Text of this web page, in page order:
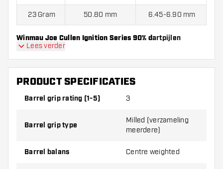
23 Gram 50.80 mm 6.45-6.90 mm
Winmau Joe Cullen Ignition Series 90% dartpijlen
worden standaard geleverd met:
en 3 Winmau Prism Alpha Flights.
Lees verder
PRODUCT SPECIFICATIES
Barrel grip rating (1-5) 3
Barrel grip type
Milled (verzameling
meerdere)
Barrel balans Centre weighted